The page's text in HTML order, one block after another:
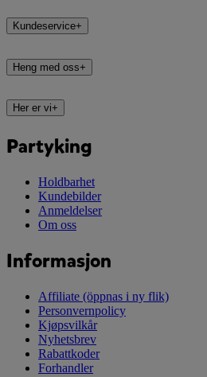
Kundeservice+
Heng med oss+
Her er vi+
Partyking
Holdbarhet
Kundebilder
Anmeldelser
Om oss
Informasjon
Affiliate (öppnas i ny flik)
Personvernpolicy
Kjøpsvilkår
Nyhetsbrev
Rabattkoder
Forhandler